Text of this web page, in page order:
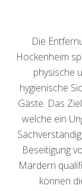
Die
Hockenheim
physische
hygienische
Gäste. Das
welche ein
Beseitigung
Mardern
können